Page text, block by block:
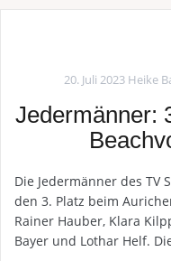
20. Juli 2023 Heike
Jedermänner:
Die Jedermänner des TV
den 3. Platz beim
Rainer Hauber, Klara
Bayer und Lothar Helf.